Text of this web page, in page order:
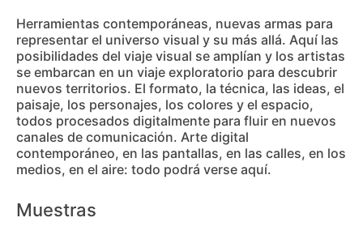
Herramientas contemporáneas, nuevas armas para
representar el universo visual y su más allá. Aquí las
posibilidades del viaje visual se amplían y los artistas
se embarcan en un viaje exploratorio para descubrir
nuevos territorios. El formato, la técnica, las ideas, el
paisaje, los personajes, los colores y el espacio,
todos procesados digitalmente para fluir en nuevos
canales de comunicación. Arte digital
contemporáneo, en las pantallas, en las calles, en los
medios, en el aire: todo podrá verse aquí.
Muestras